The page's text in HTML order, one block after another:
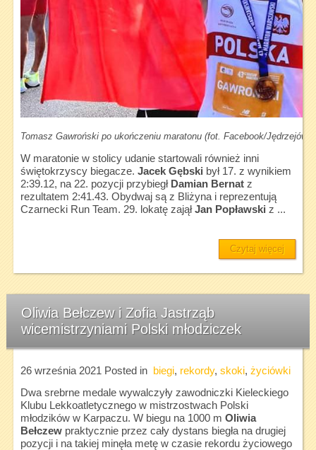
Tomasz Gawroński po ukończeniu maratonu (fot. Facebook/Jędrzejów
W maratonie w stolicy udanie startowali również inni
świętokrzyscy biegacze. Jacek Gębski był 17. z wynikiem
2:39.12, na 22. pozycji przybiegł Damian Bernatz
rezultatem 2:41.43. Obydwaj są z Bliżyna i reprezentują
Czarnecki Run Team. 29. lokatę zająłJan Popławski z ...
Czytaj więcej
Oliwia Bełczew i Zofia Jastrząb
wicemistrzyniami Polski młodziczek
26 września 2021 Posted in biegi, rekordy, skoki, życiówki
Dwa srebrne medale wywalczyły zawodniczki Kieleckiego
Klubu Lekkoatletycznego w mistrzostwach Polski
młodzików w Karpaczu. W biegu na 1000 m Oliwia
Bełczewpraktycznie przez cały dystans biegła na drugiej
pozycji i na takiej minęła metę w czasie rekordu życiowego